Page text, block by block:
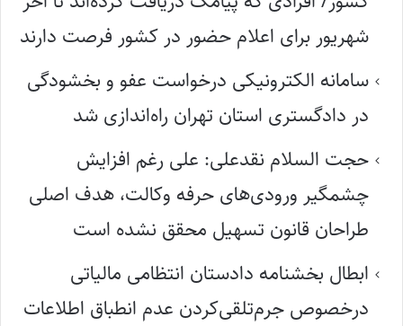
شهریور برای اعلام حضور در کشور فرصت دارند
سامانه الکترونیکی درخواست عفو و بخشودگی
در دادگستری استان تهران راه‌اندازی شد
حجت السلام نقدعلی: علی رغم افزایش
چشمگیر ورودی‌های حرفه وکالت، هدف اصلی
طراحان قانون تسهیل محقق نشده است
ابطال بخشنامه دادستان انتظامی مالیاتی
درخصوص جرم‌تلقی‌کردن عدم انطباق اطلاعات